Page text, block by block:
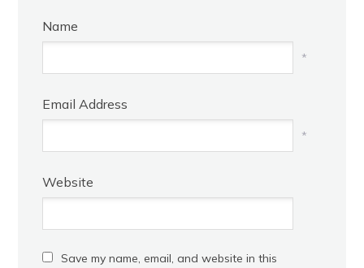
Name
*
Email Address
*
Website
Save my name, email, and website in this